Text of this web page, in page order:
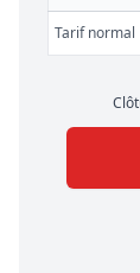
Tarif normal